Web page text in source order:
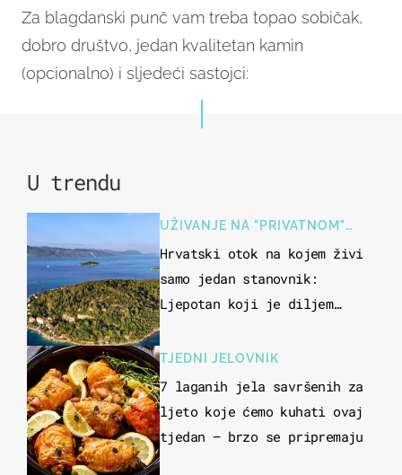
Za blagdanski punč vam treba topao sobičak,
dobro društvo, jedan kvalitetan kamin
(opcionalno) i sljedeći sastojci:
U trendu
UŽIVANJE NA "PRIVATNOM"
OTOKU
Hrvatski otok na kojem živi
samo jedan stanovnik:
Ljepotan koji je diljem
"bijelom zlatu"
TJEDNI JELOVNIK
7 laganih jela savršenih za
ljeto koje ćemo kuhati ovaj
tjedan – brzo se pripremaju